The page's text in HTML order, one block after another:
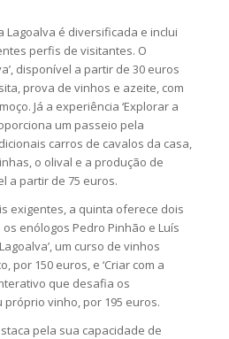
é diversificada e inclui
perfis de visitantes. O
disponível a partir de 30 euros
prova de vinhos e azeite, com
Já a experiência ‘Explorar a
um passeio pela
carros de cavalos da casa,
o olival e a produção de
a partir de 75 euros.
exigentes, a quinta oferece dois
enólogos Pedro Pinhão e Luís
um curso de vinhos
por 150 euros, e ‘Criar com a
que desafia os
vinho, por 195 euros.
pela sua capacidade de